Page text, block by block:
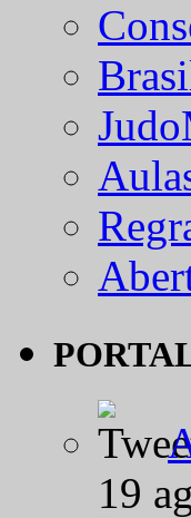
19